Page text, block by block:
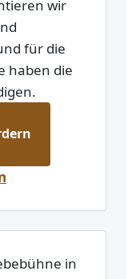
wir
für die
haben die